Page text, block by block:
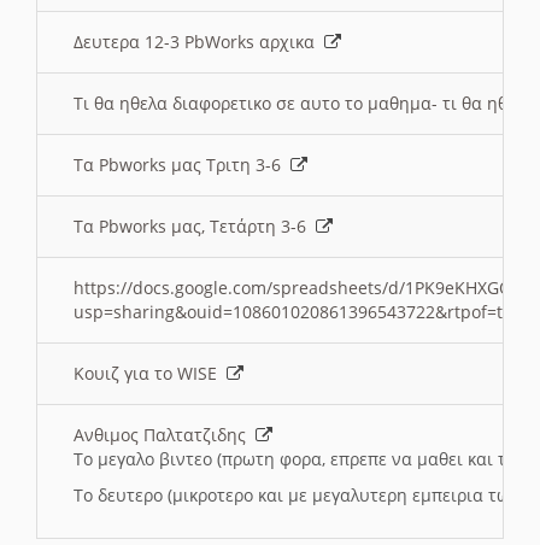
Δευτερα 12-3 PbWorks αρχικα
Τι θα ηθελα διαφορετικο σε αυτο το μαθημα- τι θα
Τα Pbworks μας Τριτη 3-6
Τα Pbworks μας, Τετάρτη 3-6
https://docs.google.com/spreadsheets/d/
Κουιζ για το WISE
Ανθιμος Παλτατζιδης
Το μεγαλο βιντεο (πρωτη φορα, επρεπε να μαθει και το
Το δευτερο (μικροτερο και με μεγαλυτερη εμπειρια